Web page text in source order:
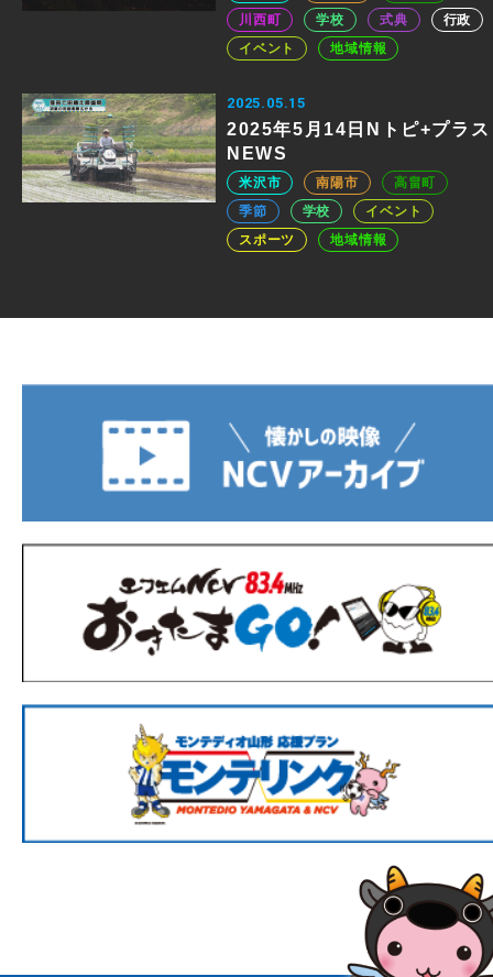
川西町 学校 式典
行政
イベント
地域情報
2025.05.15
2025年5月14日Nトピ+プラス
NEWS
米沢市 南陽市
高畠町
季節
学校
イベント
スポーツ
地域情報